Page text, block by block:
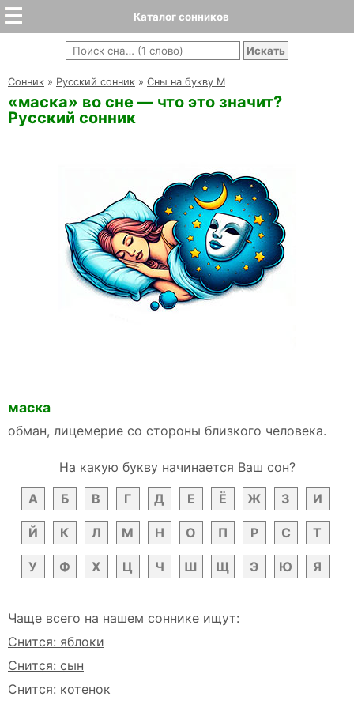
Каталог сонников
Cонник » Русский сонник » Сны на букву М
«маска» во сне — что это значит?
Русский сонник
маска
обман, лицемерие со стороны близкого человека.
На какую букву начинается Ваш сон?
А
Б В Г Д Е Ё Ж З И
Й К Л М Н О П Р С Т
У Ф Х Ц Ч Ш Щ Э Ю Я
Чаще всего на нашем соннике ищут:
Снится: яблоки
Снится: сын
Снится: котенок